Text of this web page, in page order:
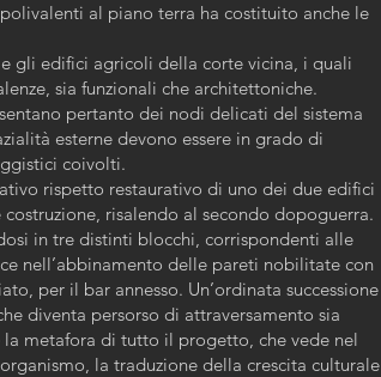
al piano terra ha costituito anche le
gli edifici agricoli della corte vicina, i quali
sia funzionali che architettoniche.
pertanto dei nodi delicati del sistema
esterne devono essere in grado di
coivolti.
rispetto restaurativo di uno dei due edifici
risalendo al secondo dopoguerra.
in tre distinti blocchi, corrispondenti alle
nell’abbinamento delle pareti nobilitate con
per il bar annesso. Un’ordinata successione
diventa persorso di attraversamento sia
metafora di tutto il progetto, che vede nel
la traduzione della crescita culturale